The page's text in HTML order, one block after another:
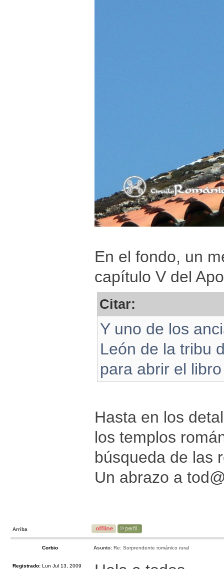
En el fondo, un
capítulo V del
Citar:
Y uno de los
León de la tribu
para abrir el
Hasta en los
los templos
búsqueda de las
Un abrazo a
Arriba
Corbio Asunto: Re: Sorprendente románico rural
Registrado: Lun Jul 13, 2009